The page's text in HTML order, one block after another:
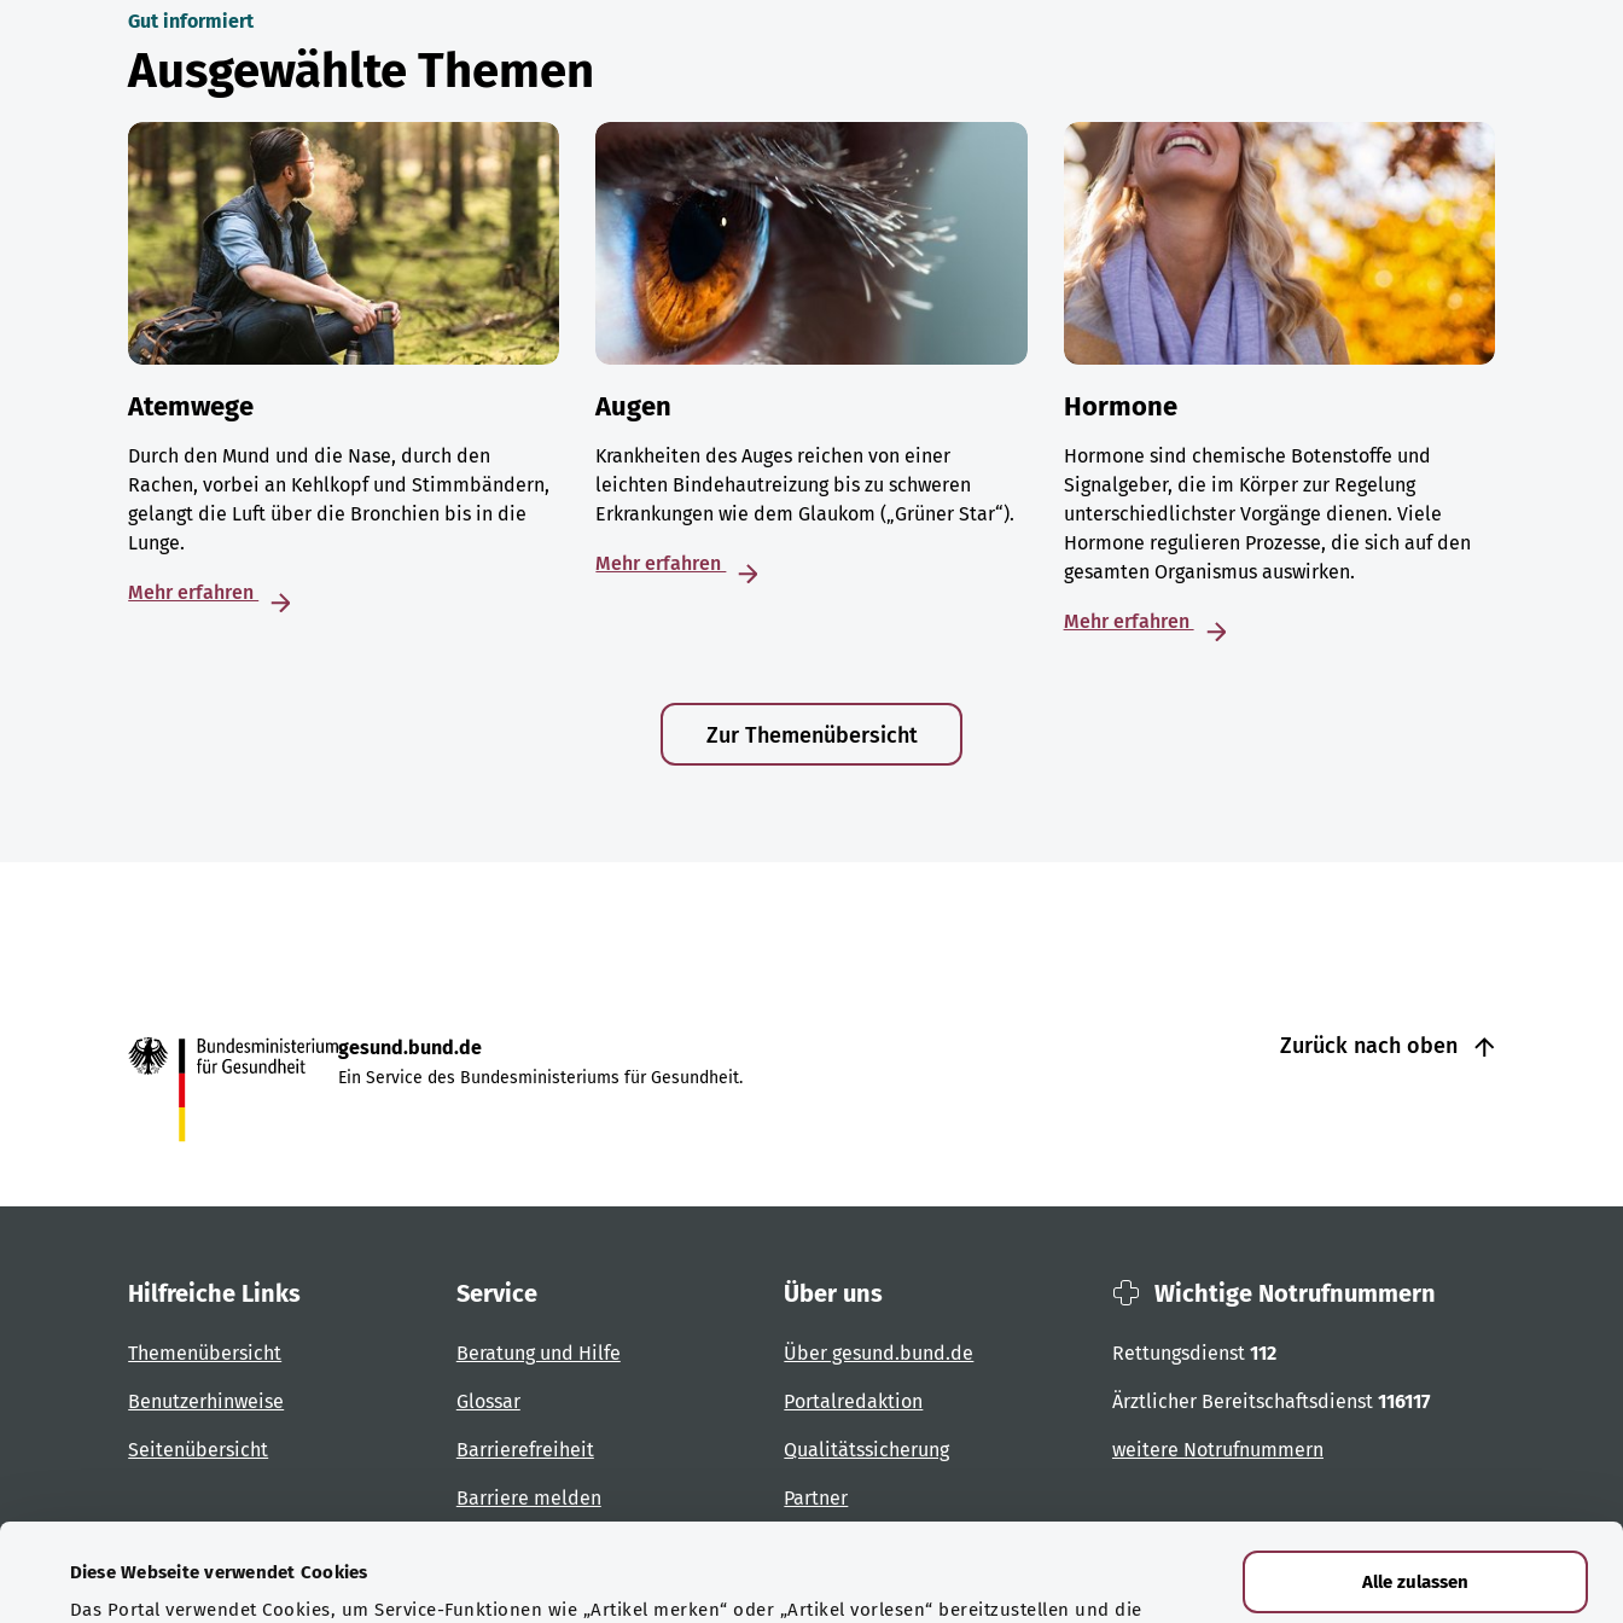
Diese Webseite verwendet Cookies
Das Portal verwendet Cookies, um Service-Funktionen wie „Artikel merken“ oder „Artikel vorlesen“ bereitzustellen und die
Alle zulassen
Gut informiert
Ausgewählte Themen
Atemwege
Durch den Mund und die Nase, durch den
Rachen, vorbei an Kehlkopf und Stimmbändern,
gelangt die Luft über die Bronchien bis in die
Lunge.
Mehr erfahren
Augen
Krankheiten des Auges reichen von einer
leichten Bindehautreizung bis zu schweren
Erkrankungen wie dem Glaukom („Grüner Star“).
Mehr erfahren
Hormone
Hormone sind chemische Botenstoffe und
Signalgeber, die im Körper zur Regelung
unterschiedlichster Vorgänge dienen. Viele
Hormone regulieren Prozesse, die sich auf den
gesamten Organismus auswirken.
Mehr erfahren
Zur Themenübersicht
Zurück nach oben
gesund.bund.de
Ein Service des Bundesministeriums für Gesundheit.
Hilfreiche Links
Themenübersicht
Benutzerhinweise
Seitenübersicht
Service
Beratung und Hilfe
Glossar
Barrierefreiheit
Barriere melden
Über uns
Über gesund.bund.de
Portalredaktion
Qualitätssicherung
Partner
Wichtige Notrufnummern
Rettungsdienst 112
Ärztlicher Bereitschaftsdienst 116117
weitere Notrufnummern
Zertifizierungen